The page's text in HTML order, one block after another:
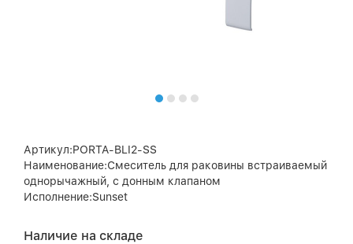
Артикул:PORTA-BLI2-SS
Наименование:Смеситель для раковины встраиваемый
однорычажный, с донным клапаном
Исполнение:Sunset
Наличие на складе